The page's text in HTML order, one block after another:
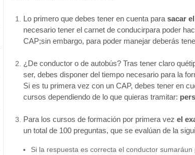
Lo primero que debes tener en cuenta para sacar
necesario tener el carnet de conducirpara poder
CAP;sin embargo, para poder manejar deberás
¿De conductor o de autobús? Tras tener claro
ser, debes disponer del tiempo necesario para la
Si es tu primera vez con un CAP, debes tener en
cursos dependiendo de lo que quieras tramitar:
Para los cursos de formación por primera vez el
un total de 100 preguntas, que se evalúan de la
Si la respuesta es correcta el conductor sumaráun